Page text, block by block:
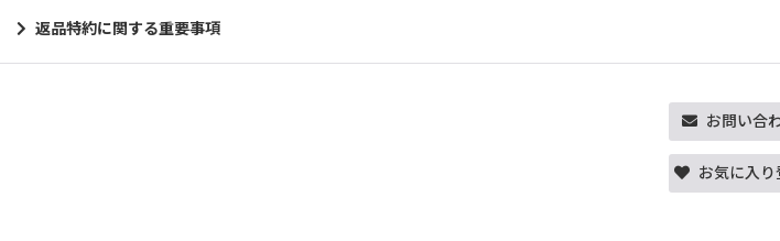
返品特約に関する重要事項
お問い合
お気に入り